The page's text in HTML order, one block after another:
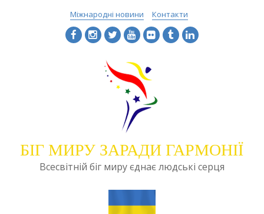
Міжнародні новини Контакти
БІГ МИРУ ЗАРАДИ ГАРМОНІЇ
Всесвітній біг миру єднає людські серця